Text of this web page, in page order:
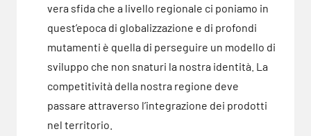
vera sfida che a livello regionale ci poniamo in
quest’epoca di globalizzazione e di profondi
mutamenti è quella di perseguire un modello di
sviluppo che non snaturi la nostra identità. La
competitività della nostra regione deve
passare attraverso l’integrazione dei prodotti
nel territorio.